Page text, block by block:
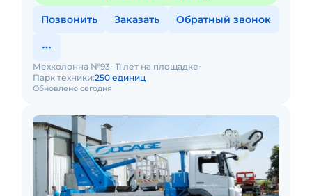
Позвонить Заказать Обратный звонок
Обновлено сегодня
Мехколонна №93 11 лет на площадке
Парк техники:250 единиц